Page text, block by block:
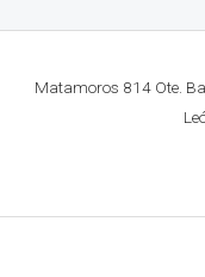
Matamoros 814 Ote.